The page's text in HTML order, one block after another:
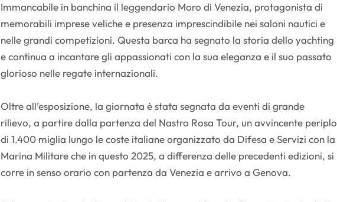
Immancabile in banchina il leggendario Moro di Venezia, protagonista di
memorabili imprese veliche e presenza imprescindibile nei saloni nautici e
nelle grandi competizioni. Questa barca ha segnato la storia dello yachting
e continua a incantare gli appassionati con la sua eleganza e il suo passato
glorioso nelle regate internazionali.
Oltre all’esposizione, la giornata è stata segnata da eventi di grande
rilievo, a partire dalla partenza del Nastro Rosa Tour, un avvincente periplo
di 1.400 miglia lungo le coste italiane organizzato da Difesa e Servizi con la
Marina Militare che in questo 2025, a differenza delle precedenti edizioni, si
corre in senso orario con partenza da Venezia e arrivo a Genova.